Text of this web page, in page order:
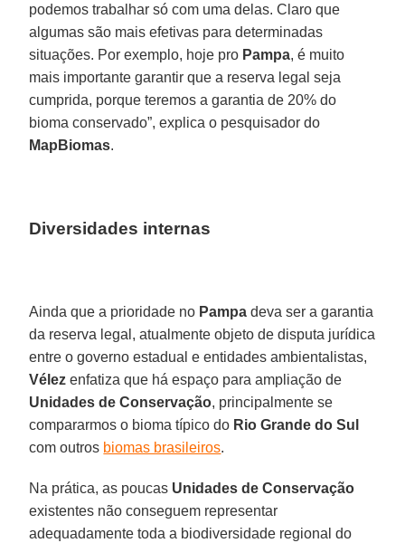
podemos trabalhar só com uma delas. Claro que
algumas são mais efetivas para determinadas
situações. Por exemplo, hoje pro Pampa, é muito
mais importante garantir que a reserva legal seja
cumprida, porque teremos a garantia de 20% do
bioma conservado”, explica o pesquisador do
MapBiomas.
Diversidades internas
Ainda que a prioridade no Pampa deva ser a garantia
da reserva legal, atualmente objeto de disputa jurídica
entre o governo estadual e entidades ambientalistas,
Vélez enfatiza que há espaço para ampliação de
Unidades de Conservação, principalmente se
compararmos o bioma típico do Rio Grande do Sul
com outros biomas brasileiros.
Na prática, as poucas Unidades de Conservação
existentes não conseguem representar
adequadamente toda a biodiversidade regional do